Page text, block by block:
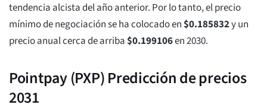
tendencia alcista del año anterior. Por lo tanto, el precio
mínimo de negociación se ha colocado en$0.185832y un
precio anual cerca de arriba$0.199106en 2030.
Pointpay (PXP) Predicción de precios
2031